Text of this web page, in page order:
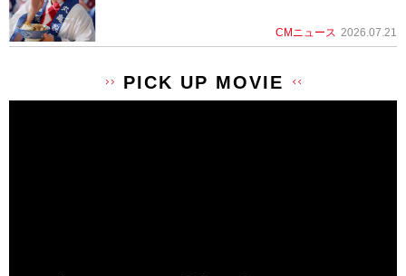
CMニュース 2026.07.21
PICK UP MOVIE